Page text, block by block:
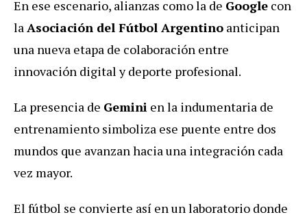
En ese escenario, alianzas como la de Google con
laAsociación del Fútbol Argentino anticipan
una nueva etapa de colaboración entre
innovación digital y deporte profesional.
La presencia de Gemini en la indumentaria de
entrenamiento simboliza ese puente entre dos
mundos que avanzan hacia una integración cada
vez mayor.
El fútbol se convierte así en un laboratorio donde